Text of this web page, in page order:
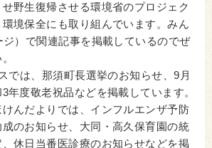
野生復帰させる環境省のプロジェク
環境保全にも取り組んでいます。みん
ジ）で関連記事を掲載しているのでぜ
では、那須町長選挙のお知らせ、9月
年度敬老祝品などを掲載しています。
けんだよりでは、インフルエンザ予防
のお知らせ、大同・高久保育園の統
休日当番医診療のお知らせなどを掲